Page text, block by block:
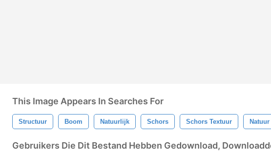
This Image Appears In Searches For
Structuur Boom Natuurlijk Schors Schors Textuur Natuur
Gebruikers Die Dit Bestand Hebben Gedownload,